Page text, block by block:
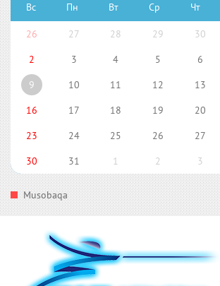
Вс Пн Вт Ср Чт
26 27 28 29 30
2
3 4 5 6
9
10 11 12 13
16
17 18 19 20
23
24 25 26 27
30
31 1 2 3
Musobaqa